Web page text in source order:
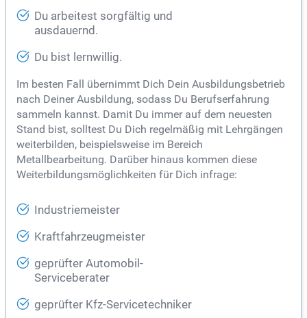
Du arbeitest sorgfältig und
ausdauernd.
Du bist lernwillig.
Im besten Fall übernimmt Dich Dein Ausbildungsbetrieb
nach Deiner Ausbildung, sodass Du Berufserfahrung
sammeln kannst. Damit Du immer auf dem neuesten
Stand bist, solltest Du Dich regelmäßig mit Lehrgängen
weiterbilden, beispielsweise im Bereich
Metallbearbeitung. Darüber hinaus kommen diese
Weiterbildungsmöglichkeiten für Dich infrage:
Industriemeister
Kraftfahrzeugmeister
geprüfter Automobil-
Serviceberater
geprüfter Kfz-Servicetechniker